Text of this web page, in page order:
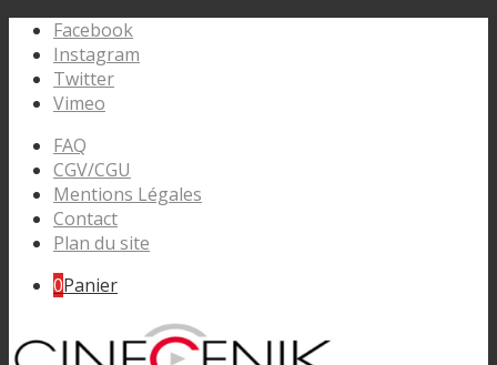
Facebook
Instagram
Twitter
Vimeo
FAQ
CGV/CGU
Mentions Légales
Contact
Plan du site
0Panier